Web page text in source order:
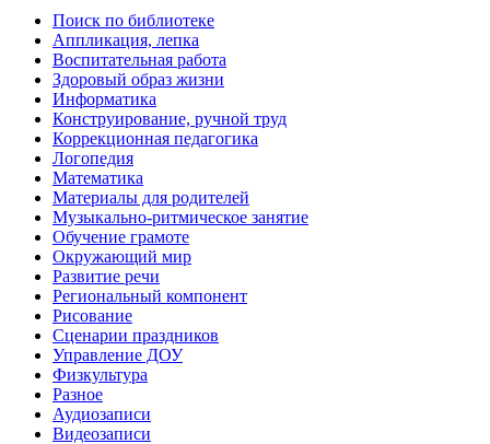
Поиск по библиотеке
Аппликация, лепка
Воспитательная работа
Здоровый образ жизни
Информатика
Конструирование, ручной труд
Коррекционная педагогика
Логопедия
Математика
Материалы для родителей
Музыкально-ритмическое занятие
Обучение грамоте
Окружающий мир
Развитие речи
Региональный компонент
Рисование
Сценарии праздников
Управление ДОУ
Физкультура
Разное
Аудиозаписи
Видеозаписи